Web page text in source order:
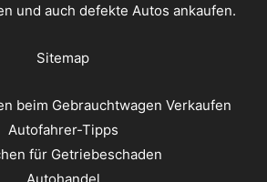
und auch defekte Autos ankaufen.
Sitemap
beim Gebrauchtwagen Verkaufen
Autofahrer-Tipps
für Getriebeschaden
Autohandel